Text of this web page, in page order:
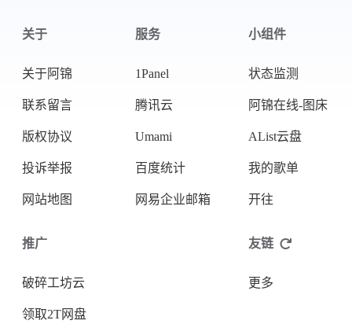
关于
关于阿锦
联系留言
版权协议
投诉举报
网站地图
服务
1Panel
腾讯云
Umami
百度统计
网易企业邮箱
小组件
状态监测
阿锦在线-图床
AList云盘
我的歌单
开往
推广
破碎工坊云
领取2T网盘
友链
更多